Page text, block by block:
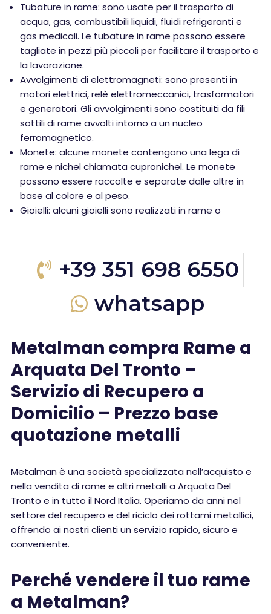
Tubature in rame: sono usate per il trasporto di
acqua, gas, combustibili liquidi, fluidi refrigeranti e
gas medicali. Le tubature in rame possono essere
tagliate in pezzi più piccoli per facilitare il trasporto e
la lavorazione.
Avvolgimenti di elettromagneti: sono presenti in
motori elettrici, relè elettromeccanici, trasformatori
e generatori. Gli avvolgimenti sono costituiti da fili
sottili di rame avvolti intorno a un nucleo
ferromagnetico.
Monete: alcune monete contengono una lega di
rame e nichel chiamata cupronichel. Le monete
possono essere raccolte e separate dalle altre in
base al colore e al peso.
Gioielli: alcuni gioielli sono realizzati in rame o
+39 351 698 6550
whatsapp
Metalman compra Rame a
Arquata Del Tronto –
Servizio di Recupero a
Domicilio – Prezzo base
quotazione metalli
Metalman è una società specializzata nell’acquisto e
nella vendita di rame e altri metalli a Arquata Del
Tronto e in tutto il Nord Italia. Operiamo da anni nel
settore del recupero e del riciclo dei rottami metallici,
offrendo ai nostri clienti un servizio rapido, sicuro e
conveniente.
Perché vendere il tuo rame
a Metalman?